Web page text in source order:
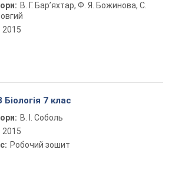
В. Г. Бар’яхтар, Ф. Я. Божинова, С.
2015
Біологія 7 клас
В. І. Соболь
2015
Робочий зошит